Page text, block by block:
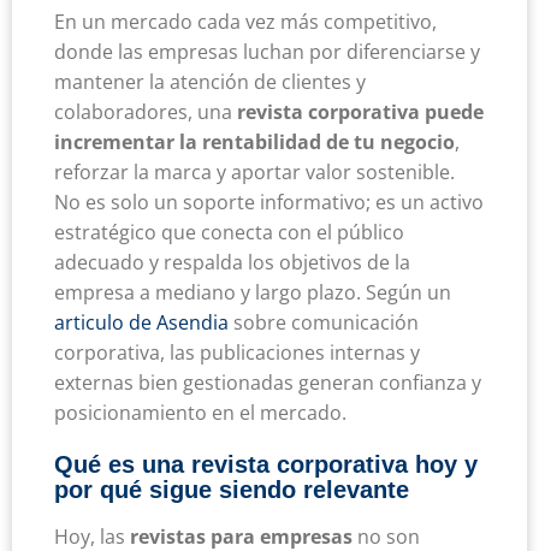
En un mercado cada vez más competitivo,
donde las empresas luchan por diferenciarse y
mantener la atención de clientes y
colaboradores, una revista corporativa puede
incrementar la rentabilidad de tu negocio,
reforzar la marca y aportar valor sostenible.
No es solo un soporte informativo; es un activo
estratégico que conecta con el público
adecuado y respalda los objetivos de la
empresa a mediano y largo plazo. Según un
articulo de Asendia sobre comunicación
corporativa, las publicaciones internas y
externas bien gestionadas generan confianza y
posicionamiento en el mercado.
Qué es una revista corporativa hoy y
por qué sigue siendo relevante
Hoy, las revistas para empresas no son